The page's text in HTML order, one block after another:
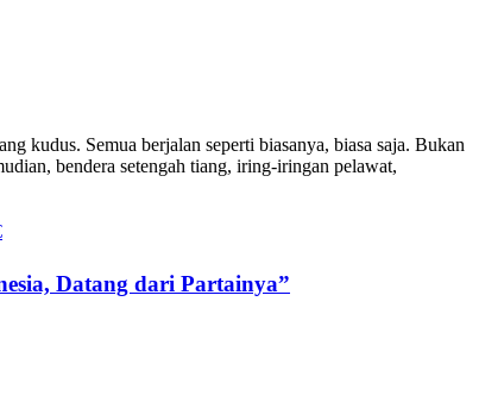
kudus. Semua berjalan seperti biasanya, biasa saja. Bukan
bendera setengah tiang, iring-iringan pelawat,
Datang dari Partainya”